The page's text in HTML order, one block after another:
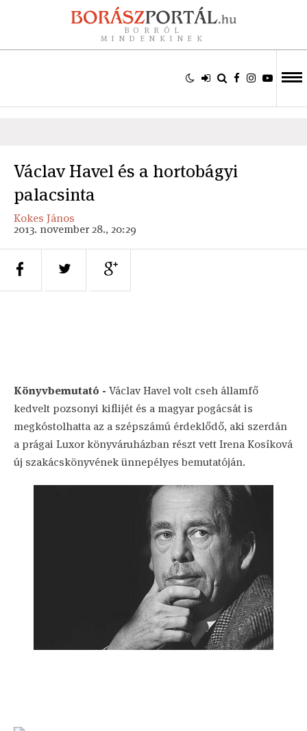
BORRÓL
MINDENKINEK
Václav Havel és a hortobágyi
palacsinta
Kokes János
2013. november 28., 20:29
Könyvbemutató - Václav Havel volt cseh államfő
kedvelt pozsonyi kiflijét és a magyar pogácsát is
megkóstolhatta az a szépszámú érdeklődő, aki szerdán
a prágai Luxor könyváruházban részt vett Irena Kosíková
új szakácskönyvének ünnepélyes bemutatóján.